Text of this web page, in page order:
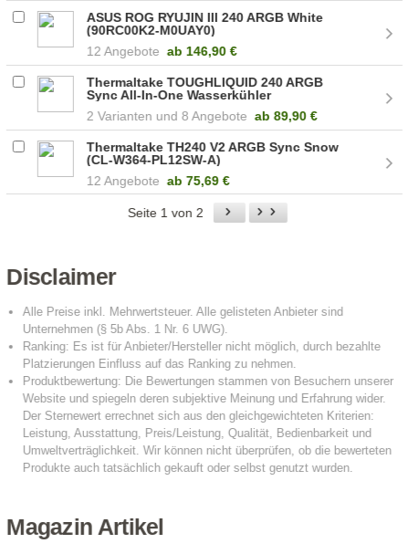
ASUS ROG RYUJIN III 240 ARGB White
(90RC00K2-M0UAY0)
12 Angebote ab 146,90 €
Thermaltake TOUGHLIQUID 240 ARGB
Sync All-In-One Wasserkühler
2
8 Angebote ab 89,90 €
Thermaltake TH240 V2 ARGB Sync Snow
(CL-W364-PL12SW-A)
12 Angebote ab 75,69 €
Seite 1 von 2
Disclaimer
Magazin Artikel